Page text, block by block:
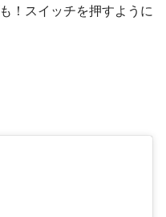
！スイッチを押すように